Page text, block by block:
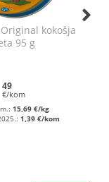
kokošja
95 g
49
€/kom
15,69 €/kg
1,39 €/kom